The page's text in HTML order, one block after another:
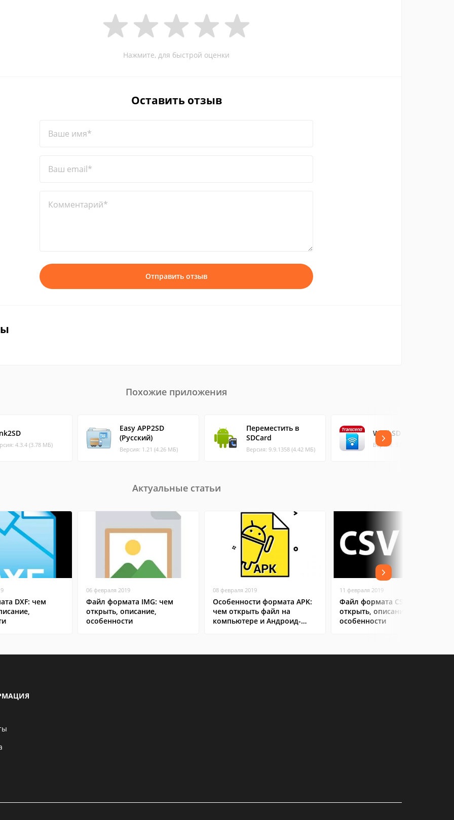
Нажмите, для быстрой оценки
Оставить отзыв
Ваше имя*
Ваш email*
Комментарий*
Отправить отзыв
Похожие приложения
4.3.4 (3.78 МБ)
Easy APP2SD
(‪Русский‬)
Версия: 1.21 (4.26 МБ)
Переместить в
SDCard
Версия: 9.9.1358 (4.42 МБ)
Wi-Fi SD
Версия: 3.8 (12.18 МБ)
Актуальные статьи
DXF: чем
06 февраля 2019
Файл формата IMG: чем
открыть, описание,
особенности
08 февраля 2019
Особенности формата APK:
чем открыть файл на
компьютере и Андроид-
11 февраля 2019
Файл формата CSV: чем
открыть, описание,
особенности